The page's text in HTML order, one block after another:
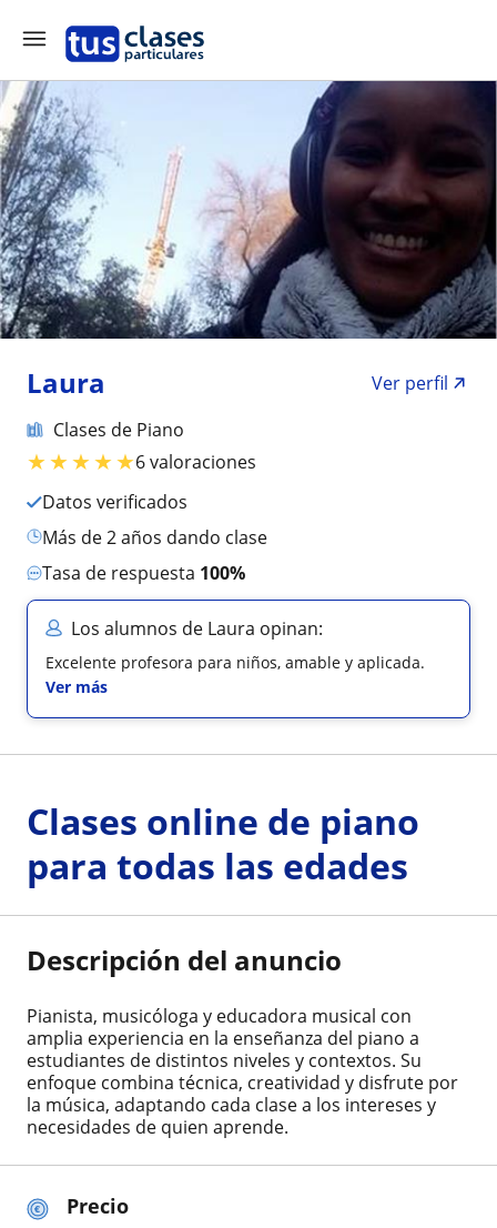
Laura
Ver perfil
Clases de Piano
★★★★★6 valoraciones
Datos verificados
más de 2 años dando clase
Tasa de respuesta 100%
Los alumnos de Laura opinan:
Excelente profesora para niños, amable y aplicada.
Ver más
Precio
Clases online de piano
para todas las edades
Descripción del anuncio
Pianista, musicóloga y educadora musical con
amplia experiencia en la enseñanza del piano a
estudiantes de distintos niveles y contextos. Su
enfoque combina técnica, creatividad y disfrute por
la música, adaptando cada clase a los intereses y
necesidades de quien aprende.